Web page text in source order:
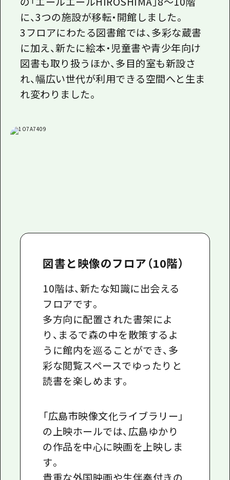
に、3つの施設が移転・開館しました。
3フロアにわたる図書館では、多彩な蔵書
に加え、新たに絵本・児童書や青少年向け
図書も取り扱うほか、多目的室も新設さ
れ、幅広い世代が利用できる空間へと生ま
れ変わりました。
図書と映像のフロア（10階）
10階は、新たな知識に出会える
フロアです。
多方向に配置された書架によ
り、まるで森の中を散策するよ
うに館内を巡ることができ、多
彩な閲覧スペースでゆったりと
読書を楽しめます。
「広島市映像文化ライブラリー」
の上映ホールでは、広島ゆかり
の作品を中心に映画を上映しま
す。
貴重な外国映画や生伴奏付きの